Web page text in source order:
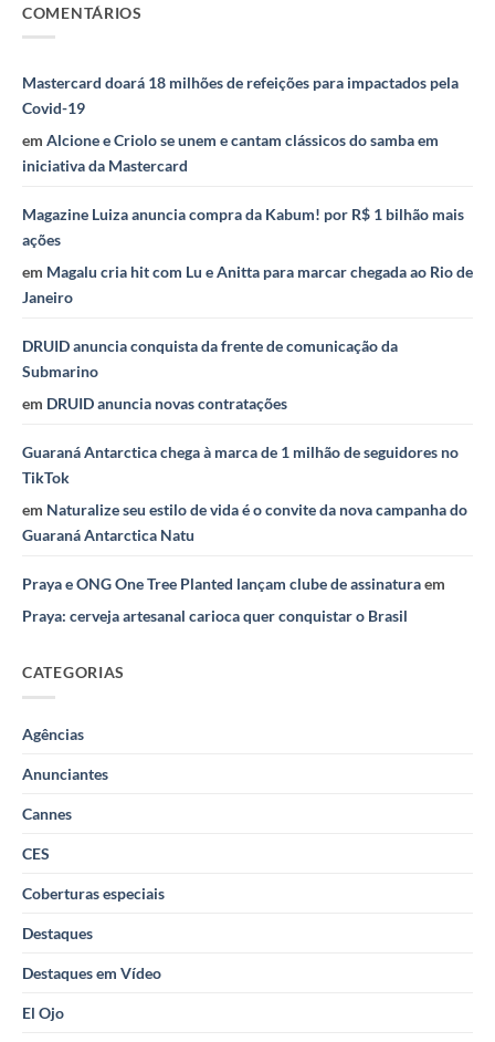
COMENTÁRIOS
Mastercard doará 18 milhões de refeições para impactados pela
Covid-19
em Alcione e Criolo se unem e cantam clássicos do samba em
iniciativa da Mastercard
Magazine Luiza anuncia compra da Kabum! por R$ 1 bilhão mais
ações
em Magalu cria hit com Lu e Anitta para marcar chegada ao Rio de
Janeiro
DRUID anuncia conquista da frente de comunicação da
Submarino
em DRUID anuncia novas contratações
Guaraná Antarctica chega à marca de 1 milhão de seguidores no
TikTok
em Naturalize seu estilo de vida é o convite da nova campanha do
Guaraná Antarctica Natu
Praya e ONG One Tree Planted lançam clube de assinaturaem
Praya: cerveja artesanal carioca quer conquistar o Brasil
CATEGORIAS
Agências
Anunciantes
Cannes
CES
Coberturas especiais
Destaques
Destaques em Vídeo
El Ojo